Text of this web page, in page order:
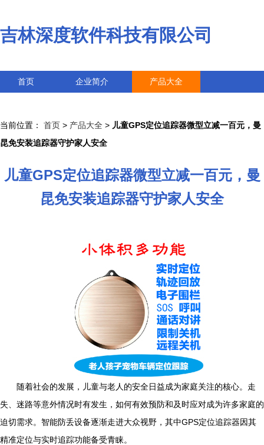
吉林深度软件科技有限公司
首页 企业简介 产品大全
当前位置： 首页 > 产品大全 > 儿童GPS定位追踪器微型立减一百元，曼
昆免安装追踪器守护家人安全
儿童GPS定位追踪器微型立减一百元，曼
昆免安装追踪器守护家人安全
随着社会的发展，儿童与老人的安全日益成为家庭关注的核心。走
失、迷路等意外情况时有发生，如何有效预防和及时应对成为许多家庭的
迫切需求。智能防丢设备逐渐走进大众视野，其中GPS定位追踪器因其
精准定位与实时追踪功能备受青睐。